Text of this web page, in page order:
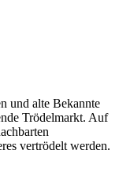
und alte Bekannte
Trödelmarkt. Auf
vertrödelt werden.